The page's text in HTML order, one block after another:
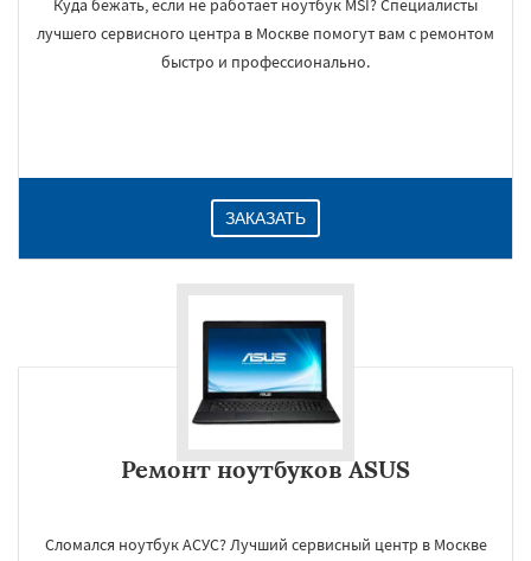
Куда бежать, если не работает ноутбук MSI? Специалисты
лучшего сервисного центра в Москве помогут вам с ремонтом
быстро и профессионально.
ЗАКАЗАТЬ
Ремонт ноутбуков ASUS
Сломался ноутбук АСУС? Лучший сервисный центр в Москве